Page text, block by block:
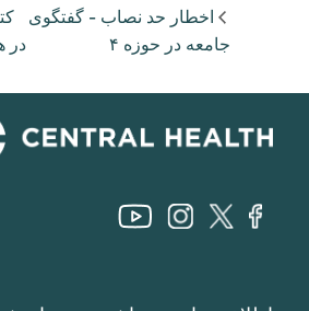
اخطار حد نصاب - گفتگوی
جامعه در حوزه ۴
در